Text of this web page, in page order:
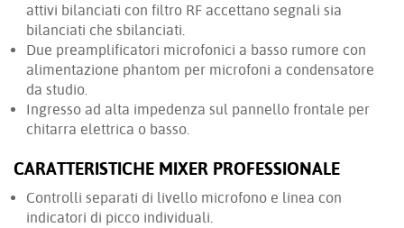
attivi bilanciati con filtro RF accettano segnali sia
bilanciati che sbilanciati.
Due preamplificatori microfonici a basso rumore con
alimentazione phantom per microfoni a condensatore
da studio.
Ingresso ad alta impedenza sul pannello frontale per
chitarra elettrica o basso.
CARATTERISTICHE MIXER PROFESSIONALE
Controlli separati di livello microfono e linea con
indicatori di picco individuali.